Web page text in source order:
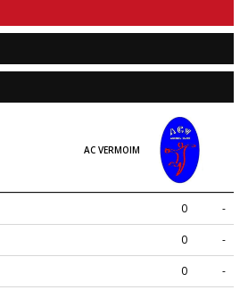
AC VERMOIM
0 -
0 -
0 -